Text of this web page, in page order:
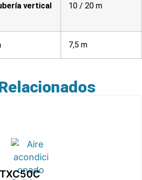
vertical
10 / 20 m
7,5 m